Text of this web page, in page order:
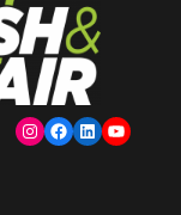
Instagram
Facebook
LinkedInYouTube